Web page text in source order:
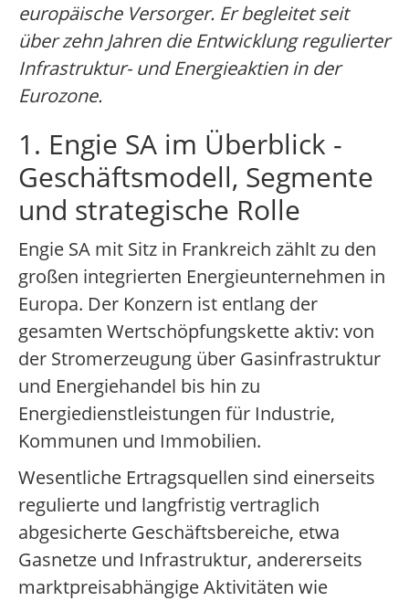
europäische Versorger. Er begleitet seit
über zehn Jahren die Entwicklung regulierter
Infrastruktur- und Energieaktien in der
Eurozone.
1. Engie SA im Überblick -
Geschäftsmodell, Segmente
und strategische Rolle
Engie SA mit Sitz in Frankreich zählt zu den
großen integrierten Energieunternehmen in
Europa. Der Konzern ist entlang der
gesamten Wertschöpfungskette aktiv: von
der Stromerzeugung über Gasinfrastruktur
und Energiehandel bis hin zu
Energiedienstleistungen für Industrie,
Kommunen und Immobilien.
Wesentliche Ertragsquellen sind einerseits
regulierte und langfristig vertraglich
abgesicherte Geschäftsbereiche, etwa
Gasnetze und Infrastruktur, andererseits
marktpreisabhängige Aktivitäten wie